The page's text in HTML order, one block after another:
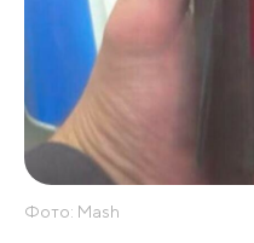
Фото: Mash